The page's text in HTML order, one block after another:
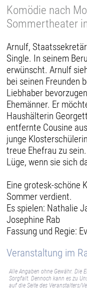
Komödie nach
Sommertheater
Arnulf,
Single. In seinem
erwünscht. Arnulf
bei seinen Freunden
Liebhaber
Ehemänner. Er
Haushälterin
entfernte Cousine
junge
treue Ehefrau zu
Lüge, wenn sie sich
Eine grotesk-schöne
Sommer verdient.
Es spielen: Nathalie
Josephine Rab
Fassung und Regie:
Veranstaltung im
Alle Angaben ohne Gewähr. Die
Sorgfalt. Dennoch kann es zu
auf die Seite des Veranstalters/